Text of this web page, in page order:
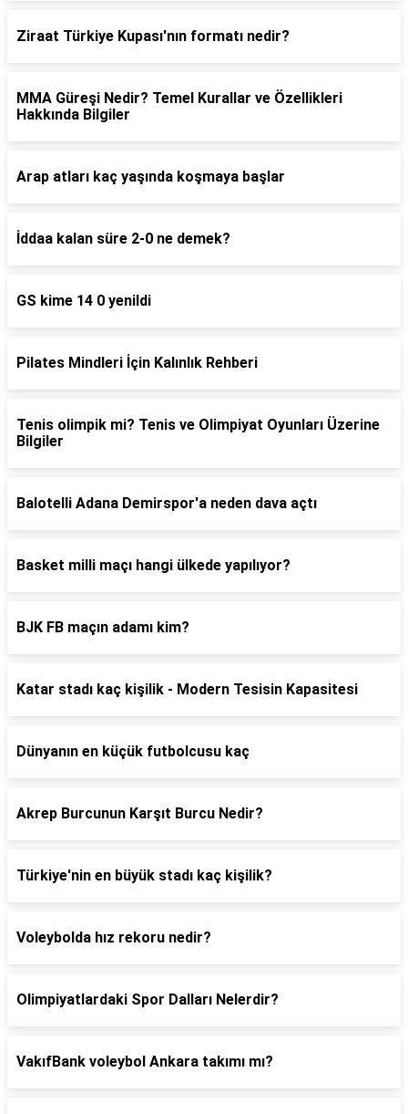
Ziraat Türkiye Kupası'nın formatı nedir?
MMA Güreşi Nedir? Temel Kurallar ve Özellikleri
Hakkında Bilgiler
Arap atları kaç yaşında koşmaya başlar
İddaa kalan süre 2-0 ne demek?
GS kime 14 0 yenildi
Pilates Mindleri İçin Kalınlık Rehberi
Tenis olimpik mi? Tenis ve Olimpiyat Oyunları Üzerine
Bilgiler
Balotelli Adana Demirspor'a neden dava açtı
Basket milli maçı hangi ülkede yapılıyor?
BJK FB maçın adamı kim?
Katar stadı kaç kişilik - Modern Tesisin Kapasitesi
Dünyanın en küçük futbolcusu kaç
Akrep Burcunun Karşıt Burcu Nedir?
Türkiye'nin en büyük stadı kaç kişilik?
Voleybolda hız rekoru nedir?
Olimpiyatlardaki Spor Dalları Nelerdir?
VakıfBank voleybol Ankara takımı mı?